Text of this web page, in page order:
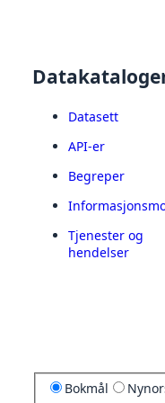
Datasett
API-er
Begreper
Tjenester og
hendelser
Bokmål